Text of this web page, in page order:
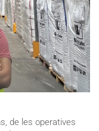
de les operatives